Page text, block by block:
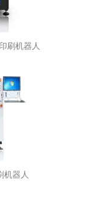
刷机器人
机器人